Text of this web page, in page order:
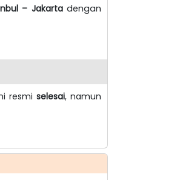
– Jakartadengan
resmiselesai, namun